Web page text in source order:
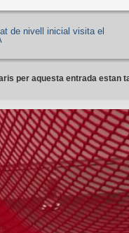
de nivell inicial visita el
per aquesta entrada estan